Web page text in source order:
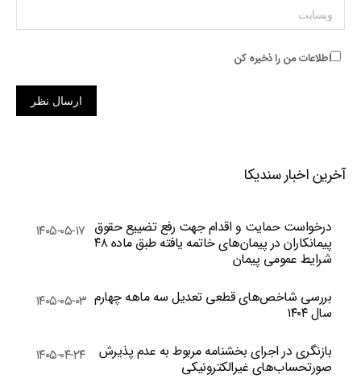
وبسایت
اطلاعات من را ذخیره کن
ارسال نظر
آخرین اخبار سندیکا
درخواست حمایت و اقدام جهت رفع تضییع حقوق
پیمانکاران در پیمان‌های خاتمه یافته طبق ماده ۴۸
شرایط عمومی پیمان
۱۴۰۵-۰۵-۱۷
بررسی شاخص‌های قطعی تعدیل سه ماهه چهارم
سال ۱۴۰۴
۱۴۰۵-۰۵-۰۳
بازنگری در اجرای بخشنامه مربوط به عدم پذیرش
صورتحساب‌های غیرالکترونیکی
۱۴۰۵-۰۴-۲۴